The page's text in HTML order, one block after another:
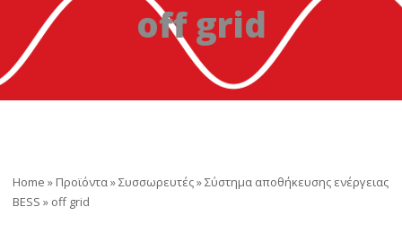
off grid
Home » Προϊόντα»Συσσωρευτές»Σύστημα αποθήκευσης ενέργειας
BESS » off grid